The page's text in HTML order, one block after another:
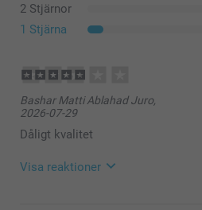
2 Stjärnor
1 Stjärna
Bashar Matti Ablahad Juro,
2026-07-29
Dåligt kvalitet
Visa reaktioner